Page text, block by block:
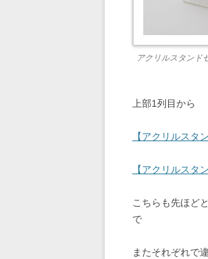
アクリルスタンド
上部1列目から
【アクリルスタ
【アクリルスタ
こちらも先ほど
で
またそれぞれで